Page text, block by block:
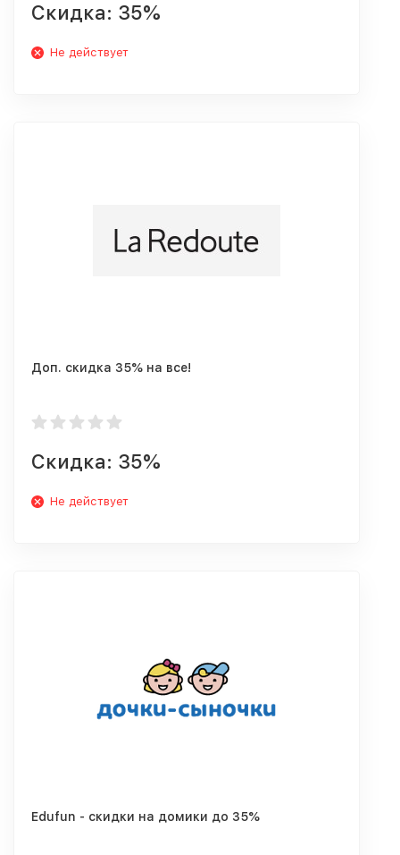
Скидка: 35%
Не действует
Доп. скидка 35% на все!
Скидка: 35%
Не действует
Edufun - скидки на домики до 35%